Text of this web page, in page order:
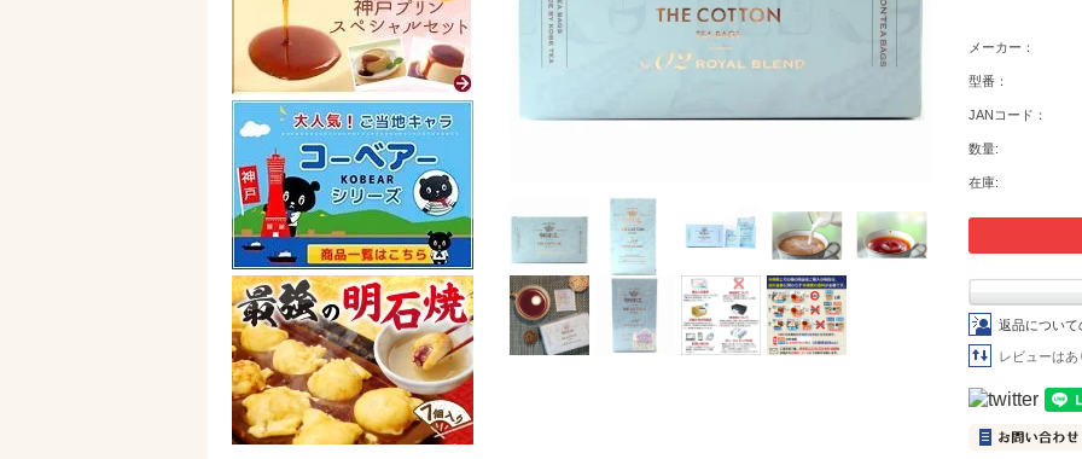
メーカー：
型番：
JANコード：
数量:
在庫:
返品につい
レビューはあ